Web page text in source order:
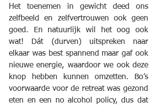
Het toenemen in gewicht deed ons
zelfbeeld en zelfvertrouwen ook geen
goed. En natuurlijk wil het oog ook
wat! Dát (durven) uitspreken naar
elkaar was best spannend maar gaf ook
nieuwe energie, waardoor we ook deze
knop hebben kunnen omzetten. Bo’s
voorwaarde voor de retreat was gezond
eten en een no alcohol policy, dus dat